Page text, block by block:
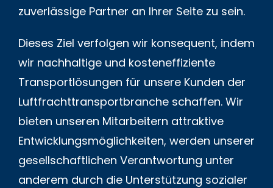
zuverlässige Partner an Ihrer Seite zu sein.
Dieses Ziel verfolgen wir konsequent, indem
wir nach­haltige und kosten­­­effiziente
Transport­­­lösungen für unsere Kunden der
Luftfracht­­­transport­­­branche schaffen. Wir
bieten unseren Mitarbeitern attraktive
Entwicklungs­­möglich­keiten, werden unserer
gesell­schaft­lichen Verantwortung unter
anderem durch die Unter­stützung sozialer